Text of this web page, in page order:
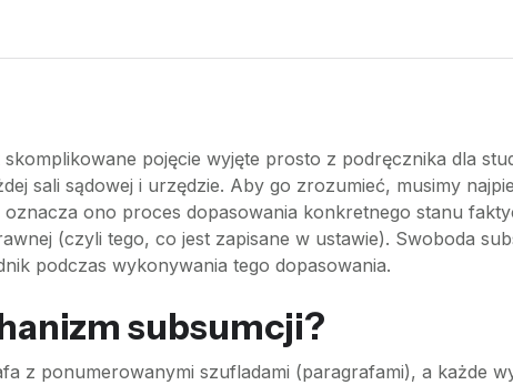
pojęcie wyjęte prosto z podręcznika dla
sali sądowej i urzędzie. Aby go zrozumieć, musimy
oznacza ono proces dopasowania konkretnego stanu
(czyli tego, co jest zapisane w ustawie). Swoboda
podczas wykonywania tego dopasowania.
subsumcji?
z ponumerowanymi szufladami (paragrafami), a każde